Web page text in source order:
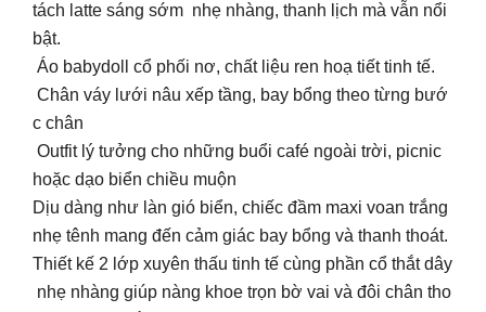
tách latte sáng sớm nhẹ nhàng, thanh lịch mà vẫn nổi
bật.
Áo babydoll cổ phối nơ, chất liệu ren hoạ tiết tinh tế.
Chân váy lưới nâu xếp tầng, bay bổng theo từng bướ
c chân
️ Outfit lý tưởng cho những buổi café ngoài trời, picnic
hoặc dạo biển chiều muộn
Dịu dàng như làn gió biển, chiếc đầm maxi voan trắng
nhẹ tênh mang đến cảm giác bay bổng và thanh thoát.
Thiết kế 2 lớp xuyên thấu tinh tế cùng phần cổ thắt dây
nhẹ nhàng giúp nàng khoe trọn bờ vai và đôi chân tho